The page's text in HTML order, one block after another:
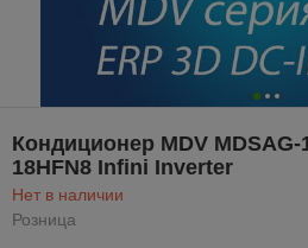
Кондиционер MDV MDSAG-
18HFN8 Infini Inverter
Нет в наличии
Розница